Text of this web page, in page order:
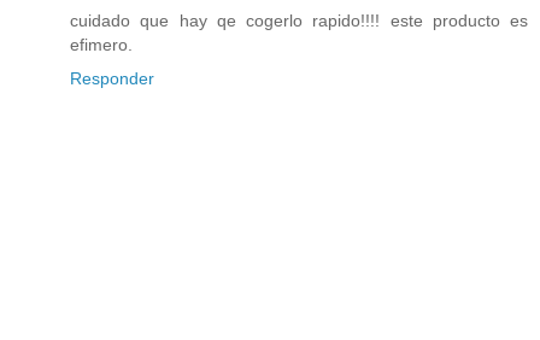
cuidado que hay qe cogerlo rapido!!!! este producto es
efimero.
Responder